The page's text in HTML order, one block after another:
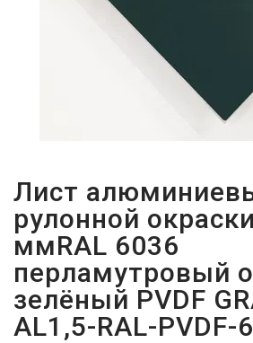
Лист
рулонной
ммRAL 6036
перламутровый
зелёный PVDF
AL1,5-RAL-PVDF-